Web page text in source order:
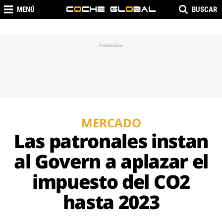
MENÚ BUSCAR
MERCADO
Las patronales instan
al Govern a aplazar el
impuesto del CO2
hasta 2023